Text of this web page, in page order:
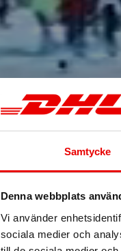
Samtycke
Denna webbplats
Vi använder
sociala medier och